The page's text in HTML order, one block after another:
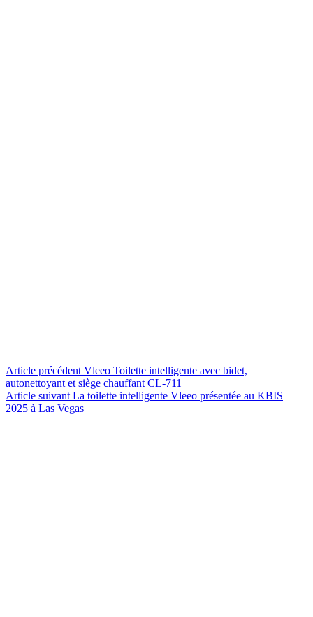
Article précédent Vleeo Toilette intelligente avec bidet,
autonettoyant et siège chauffant CL-711
Article suivant La toilette intelligente Vleeo présentée au KBIS
2025 à Las Vegas